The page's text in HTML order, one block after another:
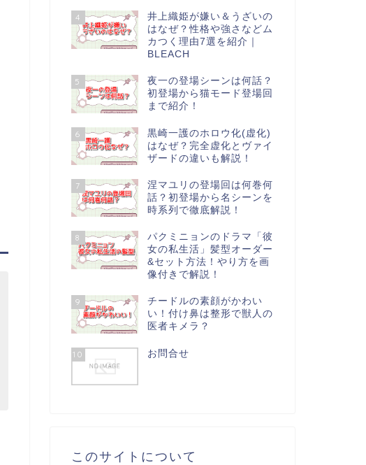
4
井上織姫が嫌い＆うざいの
はなぜ？性格や強さなどム
カつく理由7選を紹介｜
BLEACH
5
夜一の登場シーンは何話？
初登場から猫モード登場回
まで紹介！
6
黒崎一護のホロウ化(虚化)
はなぜ？完全虚化とヴァイ
ザードの違いも解説！
7
涅マユリの登場回は何巻何
話？初登場から名シーンを
時系列で徹底解説！
8
パクミニョンのドラマ「彼
女の私生活」髪型オーダー
&セット方法！やり方を画
像付きで解説！
9
チードルの素顔がかわい
い！付け鼻は整形で獣人の
医者キメラ？
10 お問合せ
このサイトについて